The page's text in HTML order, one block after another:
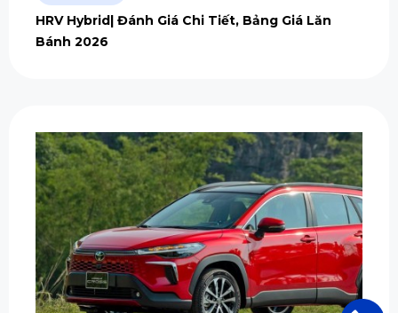
HRV Hybrid| Đánh Giá Chi Tiết, Bảng Giá Lăn
Bánh 2026